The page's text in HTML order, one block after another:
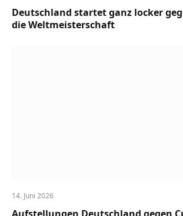
Deutschland startet ganz locker
die Weltmeisterschaft
14. Juni 2026